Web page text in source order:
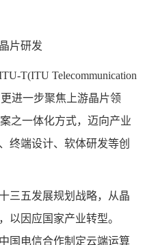
片研发
T(ITU Telecommunication
更进一步聚焦上游晶片领
之一体化方式，迈向产业
终端设计、软体研发等创
三五发展规划战略，从晶
以因应国家产业转型。
国电信合作制定云端运算